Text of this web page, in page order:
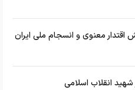
اقتدار معنوی و انسجام ملی ایران
شهید انقلاب اسلامی